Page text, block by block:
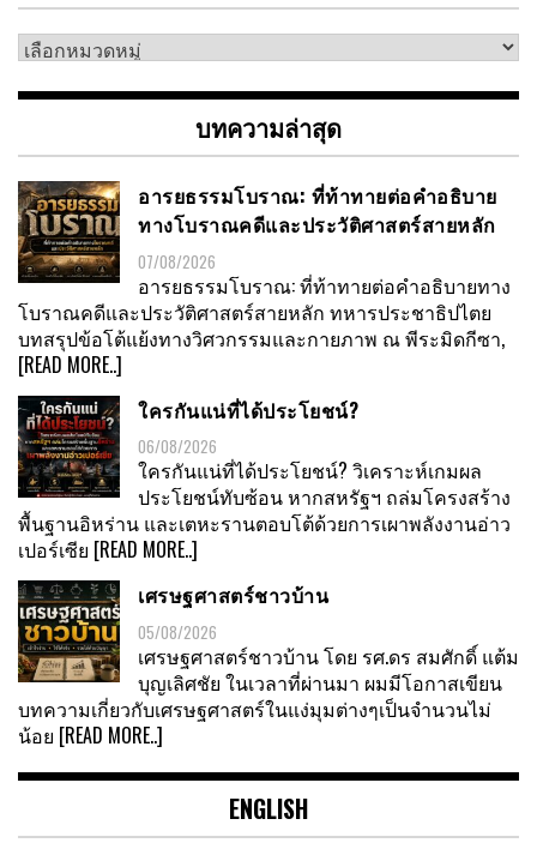
เลือก
หมู่
บทความล่าสุด
อารยธรรมโบราณ: ที่ท้าทายต่อคำอธิบาย
ทางโบราณคดีและประวัติศาสตร์สายหลัก
07/08/2026
อารยธรรมโบราณ: ที่ท้าทายต่อคำอธิบายทาง
โบราณคดีและประวัติศาสตร์สายหลัก ทหารประชาธิปไตย
บทสรุปข้อโต้แย้งทางวิศวกรรมและกายภาพ ณ พีระมิดกีซา,
[READ MORE..]
ใครกันแน่ที่ได้ประโยชน์?
06/08/2026
ใครกันแน่ที่ได้ประโยชน์? วิเคราะห์เกมผล
ประโยชน์ทับซ้อน หากสหรัฐฯ ถล่มโครงสร้าง
พื้นฐานอิหร่าน และเตหะรานตอบโต้ด้วยการเผาพลังงานอ่าว
เปอร์เซีย [READ MORE..]
เศรษฐศาสตร์ชาวบ้าน
05/08/2026
เศรษฐศาสตร์ชาวบ้าน โดย รศ.ดร สมศักดิ์ แต้ม
บุญเลิศชัย ในเวลาที่ผ่านมา ผมมีโอกาสเขียน
บทความเกี่ยวกับเศรษฐศาสตร์ในแง่มุมต่างๆเป็นจำนวนไม่
น้อย [READ MORE..]
ENGLISH